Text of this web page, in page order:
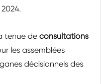
tenue de consultations
les assemblées
décisionnels des